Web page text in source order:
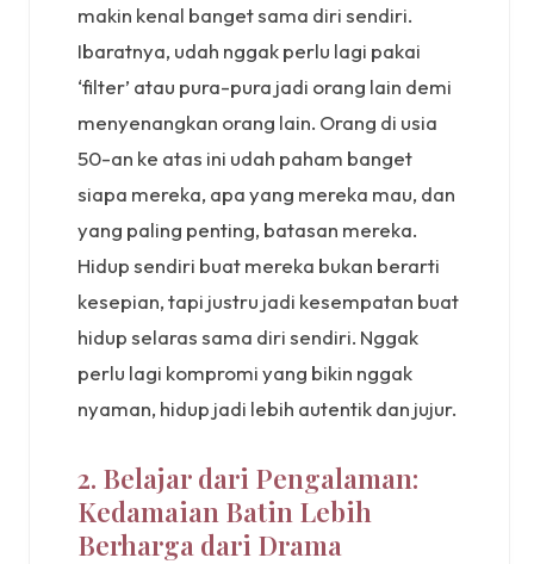
makin kenal banget sama diri sendiri.
Ibaratnya, udah nggak perlu lagi pakai
‘filter’ atau pura-pura jadi orang lain demi
menyenangkan orang lain. Orang di usia
50-an ke atas ini udah paham banget
siapa mereka, apa yang mereka mau, dan
yang paling penting, batasan mereka.
Hidup sendiri buat mereka bukan berarti
kesepian, tapi justru jadi kesempatan buat
hidup selaras sama diri sendiri. Nggak
perlu lagi kompromi yang bikin nggak
nyaman, hidup jadi lebih autentik dan jujur.
2. Belajar dari Pengalaman:
Kedamaian Batin Lebih
Berharga dari Drama